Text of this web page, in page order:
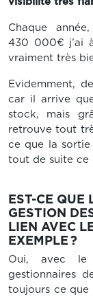
Chaque
430 000€ j’ai
vraiment très
Evidemment,
car il arrive
stock, mais
retrouve tout
ce que la sortie
tout de suite ce
EST-CE QUE
GESTION
LIEN AVEC
EXEMPLE ?
Oui, avec le
gestionnaires
toujours ce que